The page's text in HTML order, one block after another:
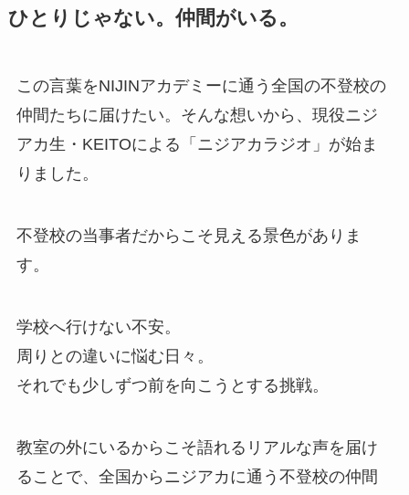
ひとりじゃない。仲間がいる。
この言葉をNIJINアカデミーに通う全国の不登校の
仲間たちに届けたい。そんな想いから、現役ニジ
アカ生・KEITOによる「ニジアカラジオ」が始ま
りました。
不登校の当事者だからこそ見える景色がありま
す。
学校へ行けない不安。
周りとの違いに悩む日々。
それでも少しずつ前を向こうとする挑戦。
教室の外にいるからこそ語れるリアルな声を届け
ることで、全国からニジアカに通う不登校の仲間